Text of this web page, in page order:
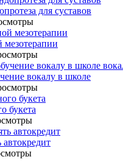
для суставов
мезотерапии
вокалу в школе
букета